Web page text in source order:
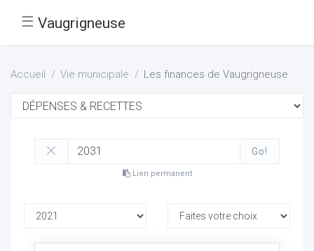
☰ Vaugrigneuse
Accueil Vie municipale Les finances de Vaugrigneuse
Go!
Lien permanent